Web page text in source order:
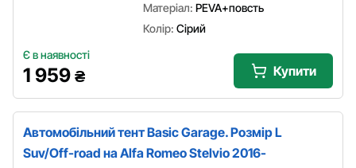
Матеріал: PEVA+повсть
Колір: Сірий
Є в наявності
1 959 ₴ Купити
Автомобільний тент Basic Garage. Розмір L
Suv/Off-road на Alfa Romeo Stelvio 2016-